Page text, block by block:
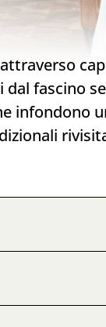
fascino
infondono